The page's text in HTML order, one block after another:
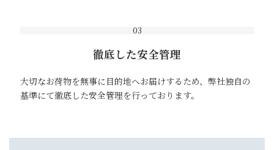
03
徹底した安全管理
大切なお荷物を無事に目的地へお届けするため、弊社独自の
基準にて徹底した安全管理を行っております。